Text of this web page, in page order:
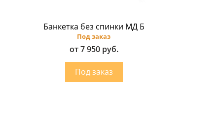
Банкетка без спинки МД Б
Под заказ
от 7 950 руб.